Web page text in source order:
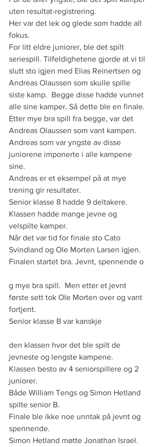
uten resultat-registrering.
Her var det lek og glede som hadde all
fokus.
For litt eldre juniorer, ble det spilt
seriespill. Tilfeldighetene gjorde at vi til
slutt sto igjen med Elias Reinertsen og
Andreas Olaussen som skulle spille
siste kamp.  Begge disse hadde vunnet
alle sine kamper. Så dette ble en finale.
Etter mye bra spill fra begge, var det
Andreas Olaussen som vant kampen.
Andreas som var yngste av disse
juniorene imponerte i alle kampene
sine.
Andreas er et eksempel på at mye
trening gir resultater.
Senior klasse 8 hadde 9 deltakere.
Klassen hadde mange jevne og
velspilte kamper.
Når det var tid for finale sto Cato
Svindland og Ole Morten Larsen igjen.
Finalen startet bra. Jevnt, spennende o
g mye bra spill.  Men etter et jevnt
første sett tok Ole Morten over og vant
fortjent.
Senior klasse B var kanskje
den klassen hvor det ble spilt de
jevneste og lengste kampene.
Klassen besto av 4 seniorspillere og 2
juniorer.
Både William Tengs og Simon Hetland
spilte senior B.
Finale ble ikke noe unntak på jevnt og
spennende.
Simon Hetland møtte Jonathan Israel.